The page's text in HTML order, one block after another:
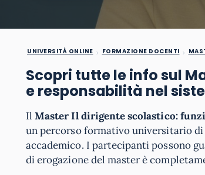
UNIVERSITÀ ONLINE FORMAZIONE DOCENTI
Scopri tutte le info sul
e responsabilità nel
IlMaster Il dirigente scolastico:
un percorso formativo universitario di
accademico. I partecipanti possono
di erogazione del master è